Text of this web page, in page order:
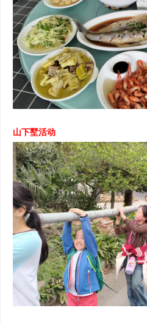
山下墅活动